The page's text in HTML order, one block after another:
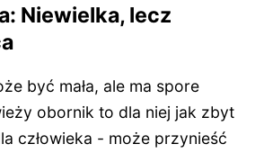
Niewielka, lecz
być mała, ale ma spore
obornik to dla niej jak zbyt
człowieka - może przynieść